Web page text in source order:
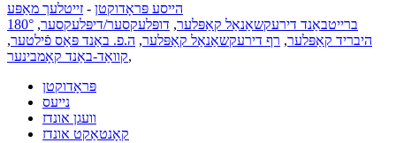
הייסע פּראָדוקטן - זייטלעך מאַפּע
ברייטבאַנד דירעקשאַנאַל קאַפּלער, דופּלעקסער/דיפּלעקסער,
180°
היבריד קאַפּלער, רף דירעקשאַנאַל קאַפּלער, ה.פ. באַנד פּאַס פֿילטער,
קוואַד-באַנד קאָמבינער,
פּראָדוקטן
נייעס
וועגן אונדז
קאָנטאַקט אונדז